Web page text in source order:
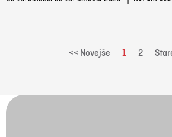
<< Novejše 1 2